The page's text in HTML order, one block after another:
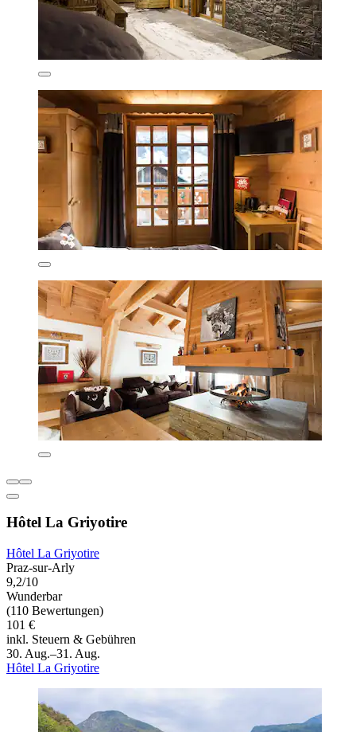
Hôtel La Griyotire
Hôtel La Griyotire
Praz-sur-Arly
9,2/10
Wunderbar
(110 Bewertungen)
101 €
inkl. Steuern & Gebühren
30. Aug.–31. Aug.
Hôtel La Griyotire